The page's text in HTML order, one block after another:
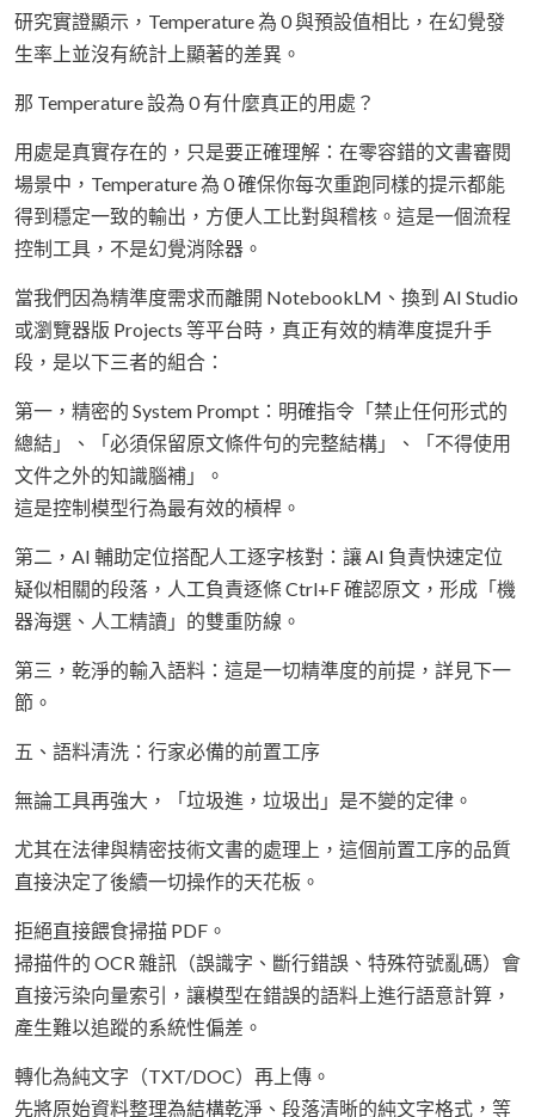
研究實證顯示，Temperature 為 0 與預設值相比，在幻覺發
生率上並沒有統計上顯著的差異。
那 Temperature 設為 0 有什麼真正的用處？
用處是真實存在的，只是要正確理解：在零容錯的文書審閱
場景中，Temperature 為 0 確保你每次重跑同樣的提示都能
得到穩定一致的輸出，方便人工比對與稽核。這是一個流程
控制工具，不是幻覺消除器。
當我們因為精準度需求而離開 NotebookLM、換到 AI Studio
或瀏覽器版 Projects 等平台時，真正有效的精準度提升手
段，是以下三者的組合：
第一，精密的 System Prompt：明確指令「禁止任何形式的
總結」、「必須保留原文條件句的完整結構」、「不得使用
文件之外的知識腦補」。
這是控制模型行為最有效的槓桿。
第二，AI 輔助定位搭配人工逐字核對：讓 AI 負責快速定位
疑似相關的段落，人工負責逐條 Ctrl+F 確認原文，形成「機
器海選、人工精讀」的雙重防線。
第三，乾淨的輸入語料：這是一切精準度的前提，詳見下一
節。
五、語料清洗：行家必備的前置工序
無論工具再強大，「垃圾進，垃圾出」是不變的定律。
尤其在法律與精密技術文書的處理上，這個前置工序的品質
直接決定了後續一切操作的天花板。
拒絕直接餵食掃描 PDF。
掃描件的 OCR 雜訊（誤識字、斷行錯誤、特殊符號亂碼）會
直接污染向量索引，讓模型在錯誤的語料上進行語意計算，
產生難以追蹤的系統性偏差。
轉化為純文字（TXT/DOC）再上傳。
先將原始資料整理為結構乾淨、段落清晰的純文字格式，等